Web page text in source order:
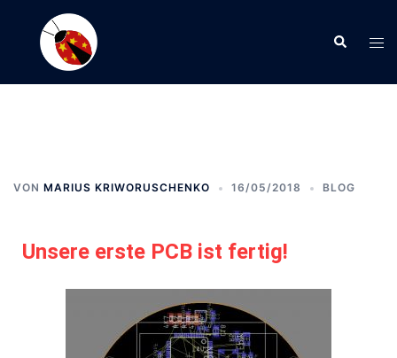
VON MARIUS KRIWORUSCHENKO 16/05/2018 BLOG
Unsere erste PCB ist fertig!